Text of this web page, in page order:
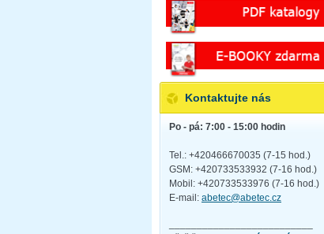
Kontaktujte nás
Po - pá: 7:00 - 15:00 hodin
Tel.: +420466670035 (7-15 hod.)
GSM: +420733533932 (7-16 hod.)
Mobil: +420733533976 (7-16 hod.)
E-mail: abetec@abetec.cz